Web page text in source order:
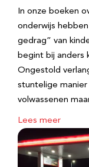
In onze boeken
onderwijs
gedrag” van
begint bij anders
Ongestold
stuntelige
volwassenen
Lees meer